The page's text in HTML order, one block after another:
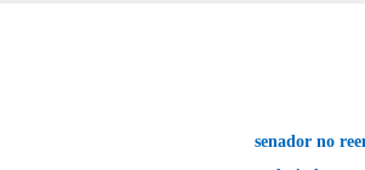
senador no